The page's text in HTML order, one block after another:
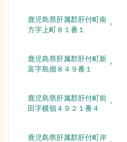
鹿児島県肝属郡肝付町南
方字上町８１番１
鹿児島県肝属郡肝付町新
富字島畑８４９番１
鹿児島県肝属郡肝付町前
田字横嶺４９２１番４
鹿児島県肝属郡肝付町岸